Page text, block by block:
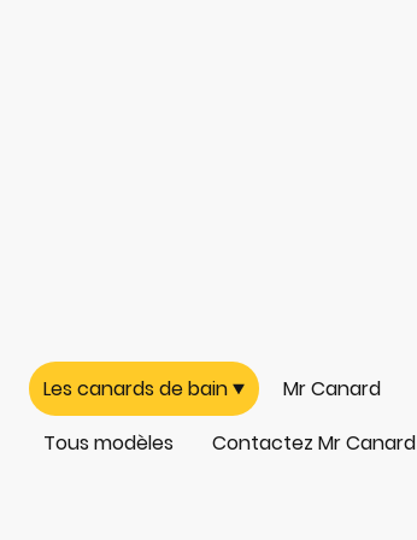
Les canards de bain Mr Canard
Tous modèles
Contactez Mr Canard